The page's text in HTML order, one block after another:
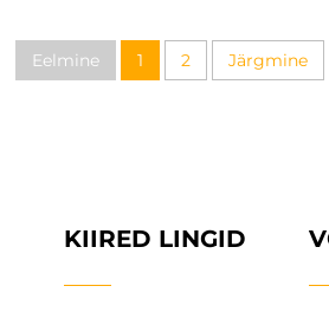
Eelmine 1 2 Järgmine
KIIRED LINGID